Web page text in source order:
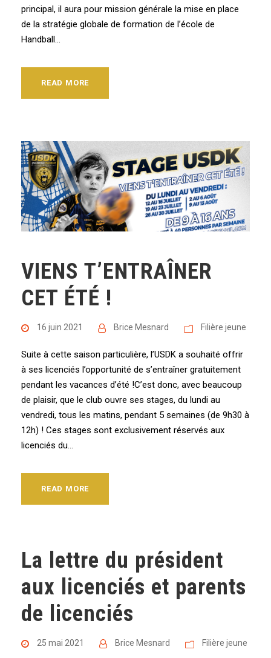
principal, il aura pour mission générale la mise en place
de la stratégie globale de formation de l’école de
Handball...
READ MORE
VIENS T’ENTRAÎNER
CET ÉTÉ !
16 juin 2021 Brice Mesnard Filière jeune
Suite à cette saison particulière, l’USDK a souhaité offrir
à ses licenciés l’opportunité de s’entraîner gratuitement
pendant les vacances d’été !C’est donc, avec beaucoup
de plaisir, que le club ouvre ses stages, du lundi au
vendredi, tous les matins, pendant 5 semaines (de 9h30 à
12h) ! Ces stages sont exclusivement réservés aux
licenciés du...
READ MORE
La lettre du président
aux licenciés et parents
de licenciés
25 mai 2021 Brice Mesnard Filière jeune